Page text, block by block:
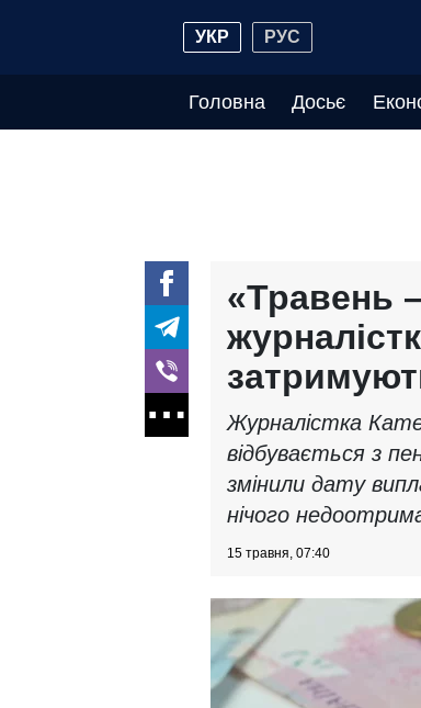
УКР РУС
Головна Досьє
«Травень
Журналістка
відбувається з
змінили дату
нічого
15 травня, 07:40